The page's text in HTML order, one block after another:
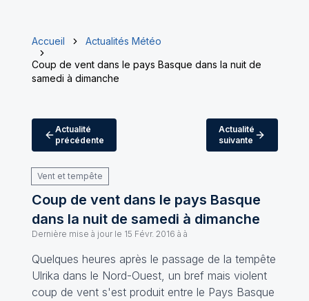
Accueil
Actualités Météo
Coup de vent dans le pays Basque dans la nuit de
samedi à dimanche
Actualité
précédente
Actualité
suivante
Vent et tempête
Coup de vent dans le pays Basque
dans la nuit de samedi à dimanche
Dernière mise à jour le 15 Févr. 2016 à à
Quelques heures après le passage de la tempête
Ulrika dans le Nord-Ouest, un bref mais violent
coup de vent s'est produit entre le Pays Basque